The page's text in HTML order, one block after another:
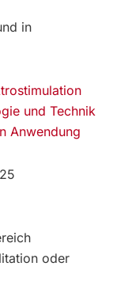
in
und Technik
Anwendung
oder